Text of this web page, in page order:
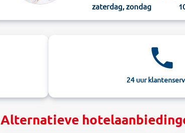
zaterdag, zondag
24 uur
Alternatieve